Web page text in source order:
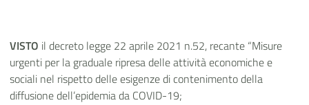
VISTO il decreto legge 22 aprile 2021 n.52, recante “Misure
urgenti per la graduale ripresa delle attività economiche e
sociali nel rispetto delle esigenze di contenimento della
diffusione dell’epidemia da COVID-19;